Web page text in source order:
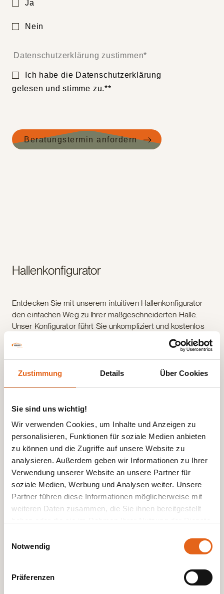
Zustimmung Details Über Cookies
Sie sind uns wichtig!
Wir verwenden Cookies, um Inhalte und Anzeigen zu
personalisieren, Funktionen für soziale Medien anbieten
zu können und die Zugriffe auf unsere Website zu
analysieren. Außerdem geben wir Informationen zu Ihrer
Verwendung unserer Website an unsere Partner für
soziale Medien, Werbung und Analysen weiter. Unsere
Partner führen diese Informationen möglicherweise mit
weiteren Daten zusammen, die Sie ihnen bereitgestellt
Bitte beachten Sie, dass einige der Partner auch Daten in
Drittländer übermitteln können, in denen möglicherweise
ein anderes Datenschutzniveau besteht als in der EU.
Notwendig
Präferenzen
Hallenkonfigurator
Entdecken Sie mit unserem intuitiven Hallenkonfigurator
den einfachen Weg zu Ihrer maßgeschneiderten Halle.
Unser Konfigurator führt Sie unkompliziert und kostenlos
durch den gesamten Prozess. Gestalten Sie Ihre Halle in
einer übersichtlichen 3D-Darstellung und erhalten Sie eine
präzise Stückliste, die es unseren Mitarbeitern ermöglicht,
schnell ein passendes Angebot zu erstellen. Verwirklichen
Alles zum Hallenkonfigurator
Bauberatung
Finden Sie in einem unverbindlichen Gespräch heraus, wie
wir Ihre Ideen und Vorstellungen umsetzen können.
Termin vereinbaren
Bauablauf